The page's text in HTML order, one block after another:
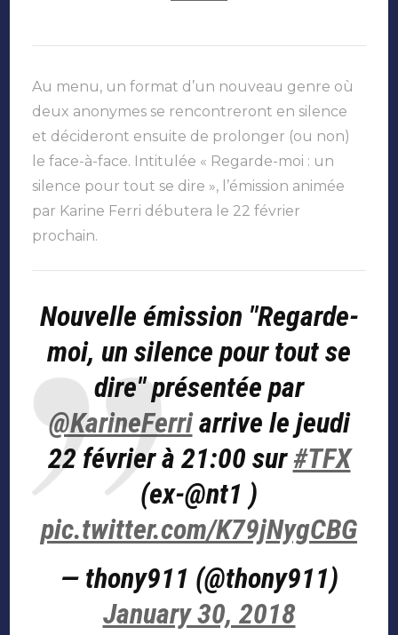
Au menu, un format d’un nouveau genre où
deux anonymes se rencontreront en silence
et décideront ensuite de prolonger (ou non)
le face-à-face. Intitulée « Regarde-moi : un
silence pour tout se dire », l’émission animée
par Karine Ferri débutera le 22 février
prochain.
Nouvelle émission "Regarde-
moi, un silence pour tout se
dire" présentée par
@KarineFerriarrive le jeudi
22 février à 21:00 sur#TFX
(ex-@nt1 )
pic.twitter.com/K79jNygCBG
— thony911 (@thony911)
January 30, 2018